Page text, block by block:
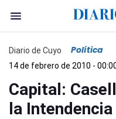
Diario de Cuyo Política
14 de febrero de 2010 -
Capital:
la Intendencia